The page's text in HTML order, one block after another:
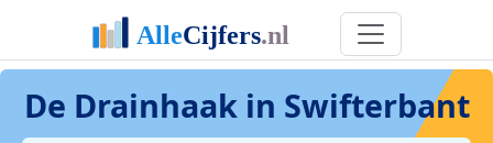
De Drainhaak in Swifterbant